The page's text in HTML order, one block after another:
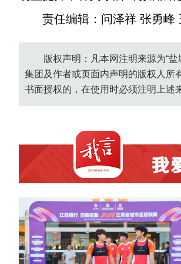
责任编辑：问泽祥 张勇峰
版权声明：凡本网注明来源为“
集团及作者或页面内声明的版权人所
书面授权的，在使用时必须注明上述